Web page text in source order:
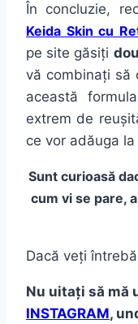
În concluzie,
Keida Skin cu
pe site găsiți
vă combinați să
această
formula
extrem de
ce vor adăuga la
Sunt curioasă
cum vi se pare,
Dacă veți
Nu uitați să mă
INSTAGRAM,